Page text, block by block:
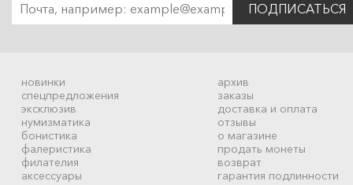
ПОДПИСАТЬСЯ
новинки
спецпредложения
эксклюзив
нумизматика
бонистика
фалеристика
филателия
аксессуары
архив
заказы
доставка и оплата
отзывы
о магазине
продать монеты
возврат
гарантия подлинности